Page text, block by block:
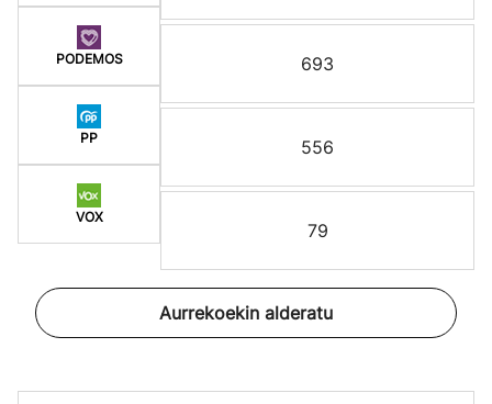
PODEMOS
PP
VOX
693
556
79
Aurrekoekin alderatu